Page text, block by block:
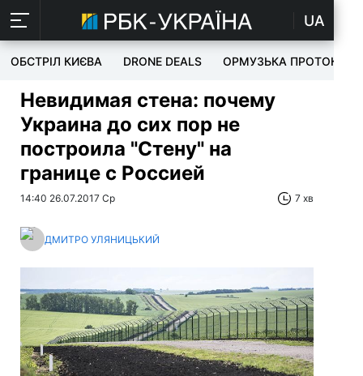
UA
ОБСТРІЛ КИЄВА DRONE DEALS ОРМУЗЬКА ПРОТОКА
Невидимая стена: почему
Украина до сих пор не
построила "Стену" на
границе с Россией
14:40 26.07.2017 Ср 7 хв
ДМИТРО УЛЯНИЦЬКИЙ